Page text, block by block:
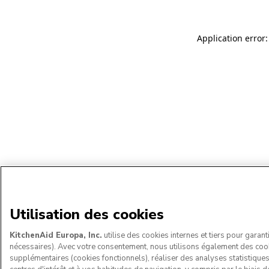
Application
Utilisation des cookies
KitchenAid Europa, Inc. utilise des cookies internes et tiers pour
nécessaires). Avec votre consentement, nous utilisons également des
supplémentaires (cookies fonctionnels), réaliser des analyses